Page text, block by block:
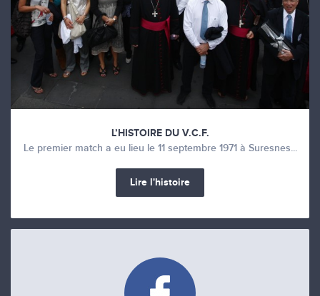
L’HISTOIRE DU V.C.F.
Le premier match a eu lieu le 11 septembre 1971 à Suresnes...
Lire l'histoire